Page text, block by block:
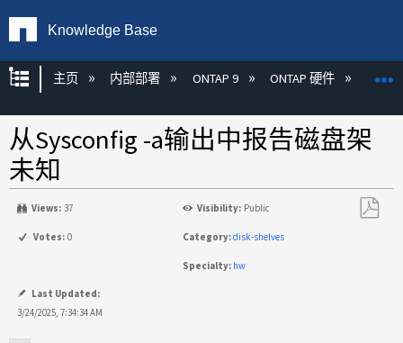
Knowledge Base
扩展/隐缩全局层次
主页 内部部署 ONTAP 9 ONTAP 硬件
从Sysconfig -a输出中报告磁盘架
未知
Views: 37 Visibility: Public
Votes: 0 Category:disk-shelves
Specialty: hw
Last Updated:
3/24/2025, 7:34:34 AM